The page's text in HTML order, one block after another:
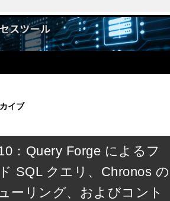
イブ
：Query Forge によるフ
SQL クエリ、Chronos の
ーリング、およびコント